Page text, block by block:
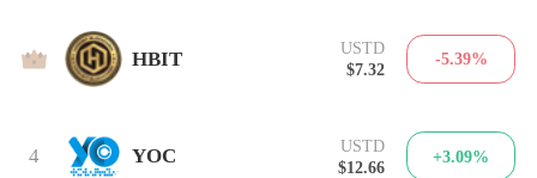
3 HBIT
USTD
$7.32
-5.39%
4 YOC
USTD
$12.66
+3.09%